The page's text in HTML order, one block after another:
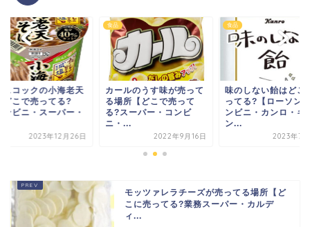
スコックの小海老天
どこで売ってる?
ンビニ・スーパー・
2023年12月26日
食品
カールのうす味が売って
る場所【どこで売って
る?スーパー・コンビ
ニ・...
2022年9月16日
食品
味のしない飴はどこ
ってる?【ローソン
ンビニ・カンロ・キ
ン...
2023年7
モッツァレラチーズが売ってる場所【ど
こに売ってる?業務スーパー・カルデ
ィ...